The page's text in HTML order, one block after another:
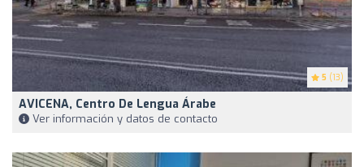
5 (13)
AVICENA, Centro De Lengua Árabe
Ver información y datos de contacto